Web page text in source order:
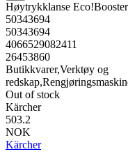
Høytrykklanse
50343694
50343694
4066529082411
26453860
Butikkvarer,Verktøy og
Out of stock
Kärcher
503.2
NOK
Kärcher